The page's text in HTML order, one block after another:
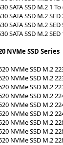
SATA SSD M.2 1 To
SATA SSD M.2
SATA SSD M.2
SATA SSD M.2 SED
NVMe SSD Series
NVMe SSD M.2
NVMe SSD M.2
NVMe SSD M.2
NVMe SSD M.2
NVMe SSD M.2
NVMe SSD M.2
NVMe SSD M.2
NVMe SSD M.2
NVMe SSD M.2